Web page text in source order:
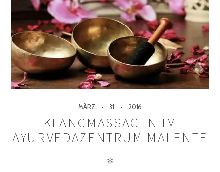
MÄRZ 31 2016
KLANGMASSAGEN IM
AYURVEDAZENTRUM MALENTE
✻